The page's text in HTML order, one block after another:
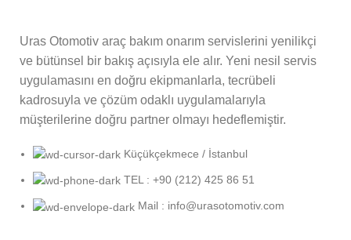
Uras Otomotiv araç bakım onarım servislerini yenilikçi
ve bütünsel bir bakış açısıyla ele alır. Yeni nesil servis
uygulamasını en doğru ekipmanlarla, tecrübeli
kadrosuyla ve çözüm odaklı uygulamalarıyla
müşterilerine doğru partner olmayı hedeflemiştir.
Küçükçekmece / İstanbul
TEL : +90 (212) 425 86 51
Mail : info@urasotomotiv.com